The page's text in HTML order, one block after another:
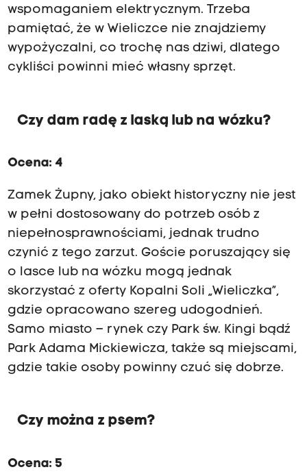
wspomaganiem elektrycznym. Trzeba
pamiętać, że w Wieliczce nie znajdziemy
wypożyczalni, co trochę nas dziwi, dlatego
cykliści powinni mieć własny sprzęt.
Czy dam radę z laską lub na wózku?
Ocena: 4
Zamek Żupny, jako obiekt historyczny nie jest
w pełni dostosowany do potrzeb osób z
niepełnosprawnościami, jednak trudno
czynić z tego zarzut. Goście poruszający się
o lasce lub na wózku mogą jednak
skorzystać z oferty Kopalni Soli „Wieliczka”,
gdzie opracowano szereg udogodnień.
Samo miasto – rynek czy Park św. Kingi bądź
Park Adama Mickiewicza, także są miejscami,
gdzie takie osoby powinny czuć się dobrze.
Czy można z psem?
Ocena: 5
K
n
g
.
t
u
y
s
y
c
a
o
e
u
o